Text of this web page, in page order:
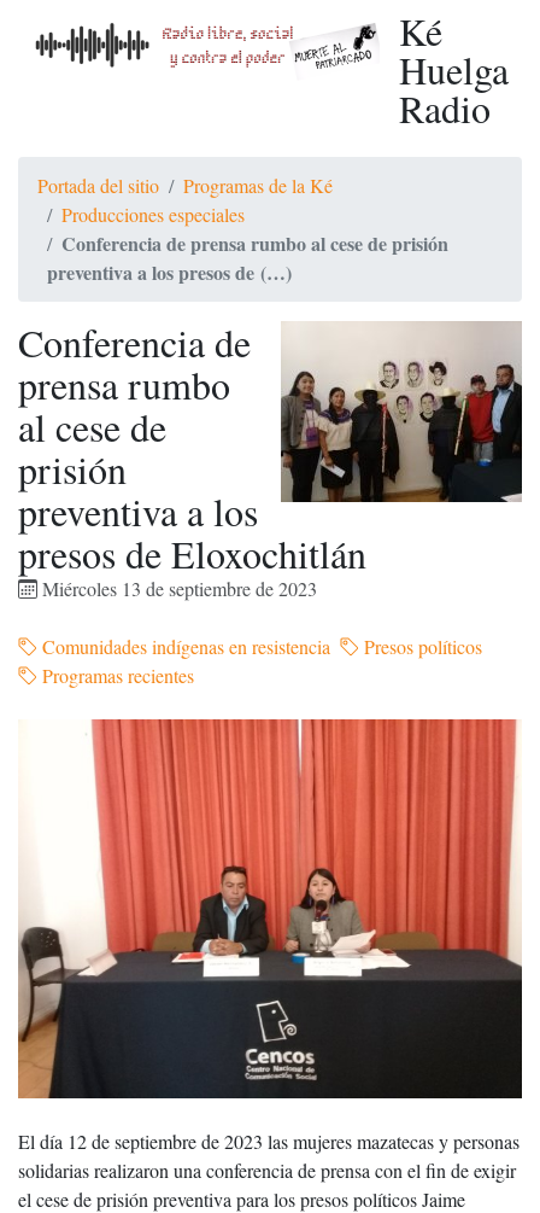
Ké
Huelga
Radio
Portada del sitio
Programas de la Ké
Producciones especiales
Conferencia de prensa rumbo al cese de prisión
preventiva a los presos de (…)
Conferencia de
prensa rumbo
al cese de
prisión
preventiva a los
presos de Eloxochitlán
Miércoles 13 de septiembre de 2023
Comunidades indígenas en resistencia
Presos políticos
Programas recientes
El día 12 de septiembre de 2023 las mujeres mazatecas y personas
solidarias realizaron una conferencia de prensa con el fin de exigir
el cese de prisión preventiva para los presos políticos Jaime